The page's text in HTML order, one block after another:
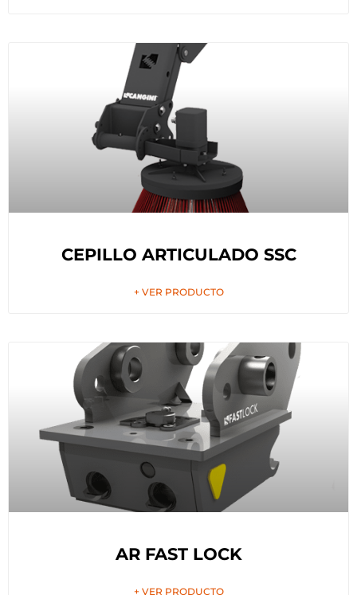
CEPILLO ARTICULADO SSC
+ VER PRODUCTO
AR FAST LOCK
+ VER PRODUCTO